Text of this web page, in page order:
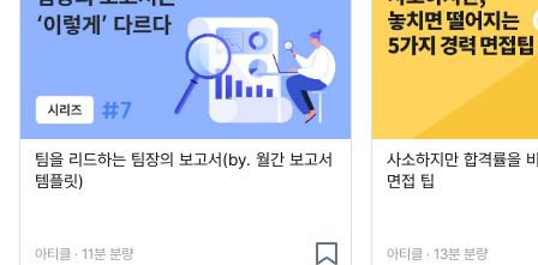
팀을 리드하는 팀장의 보고서(by. 월간 보고서
템플릿)
아티클 · 11분 분량
사소하지만 합격률을
면접 팁
아티클 · 13분 분량